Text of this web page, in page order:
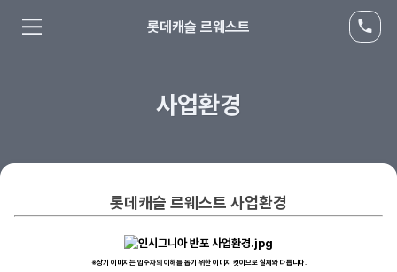
롯데캐슬 르웨스트
사업환경
롯데캐슬 르웨스트 사업환경
※상기 이미지는 입주자의 이해를 돕기 위한 이미지 컷이므로 실제와 다릅니다.